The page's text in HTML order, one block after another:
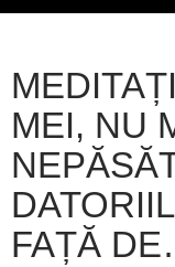
MEI, NU
FAȚĂ